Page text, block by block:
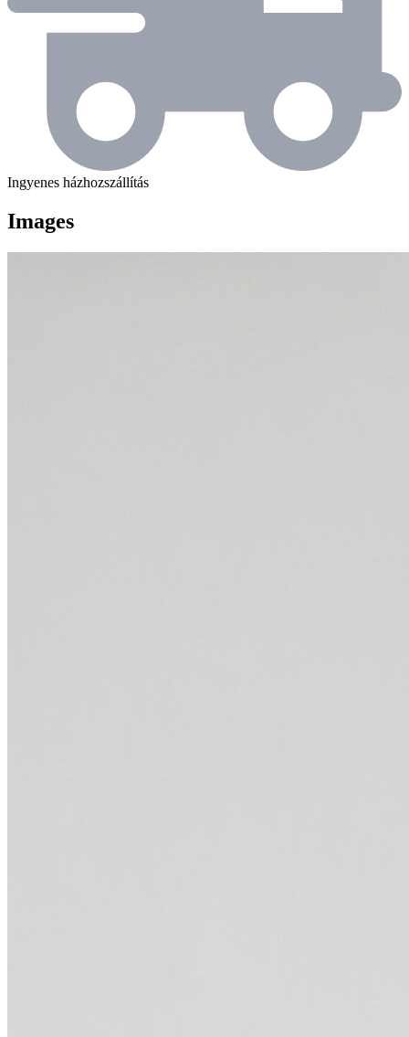
Ingyenes házhozszállítás
Images